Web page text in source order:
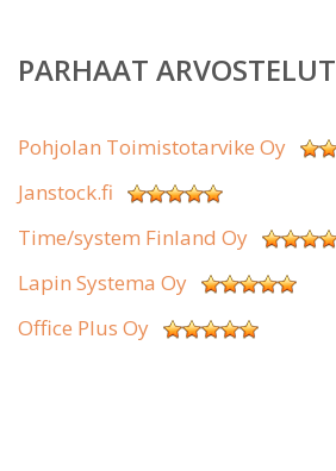
PARHAAT ARVOSTELUT
Pohjolan Toimistotarvike Oy
Janstock.fi
Time/system Finland Oy
Lapin Systema Oy
Office Plus Oy